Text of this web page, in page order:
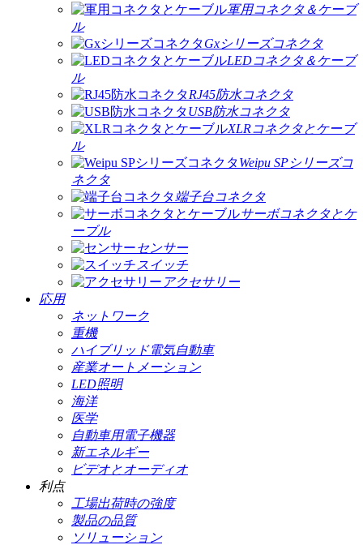
軍用コネクタ＆ケーブ
ル
Gxシリーズコネクタ
LEDコネクタ＆ケーブ
ル
RJ45防水コネクタ
USB防水コネクタ
XLRコネクタとケーブ
ル
Weipu SPシリーズコ
ネクタ
端子台コネクタ
サーボコネクタとケ
ーブル
センサー
スイッチ
アクセサリー
応用
ネットワーク
重機
ハイブリッド電気自動車
産業オートメーション
LED照明
海洋
医学
自動車用電子機器
新エネルギー
ビデオとオーディオ
利点
工場出荷時の強度
製品の品質
ソリューション